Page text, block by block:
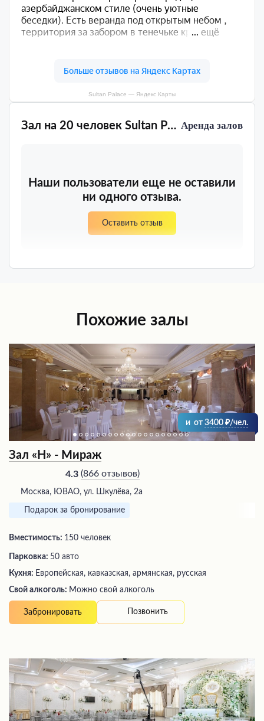
Зал на 20 человек Sultan Palace Аренда залов
Наши пользователи еще не оставили
ни одного отзыва.
Оставить отзыв
Sultan Palace — Яндекс Карты
Похожие залы
и от 3400 /чел.
Зал «Н» - Мираж
4.3 (866 отзывов)
Москва, ЮВАО, ул. Шкулёва, 2а
Подарок за бронирование
Вместимость: 150 человек
Парковка: 50 авто
Кухня: Европейская, кавказская, армянская, русская
Свой алкоголь: Можно свой алкоголь
Забронировать Позвонить